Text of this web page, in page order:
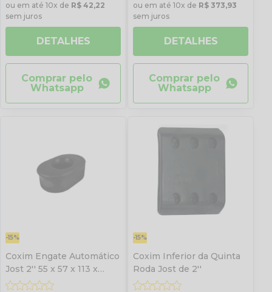
ou em até 10x de R$ 42,22
sem juros
DETALHES
Comprar pelo
Whatsapp
ou em até 10x de R$ 373,93
sem juros
DETALHES
Comprar pelo
Whatsapp
-15%
Coxim Engate Automático
Jost 2'' 55 x 57 x 113 x
163,5
-15%
Coxim Inferior da Quinta
Roda Jost de 2''